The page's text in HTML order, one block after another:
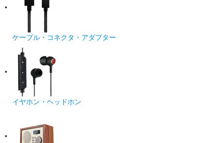
ケーブル・コネクタ・アダプター
イヤホン・ヘッドホン